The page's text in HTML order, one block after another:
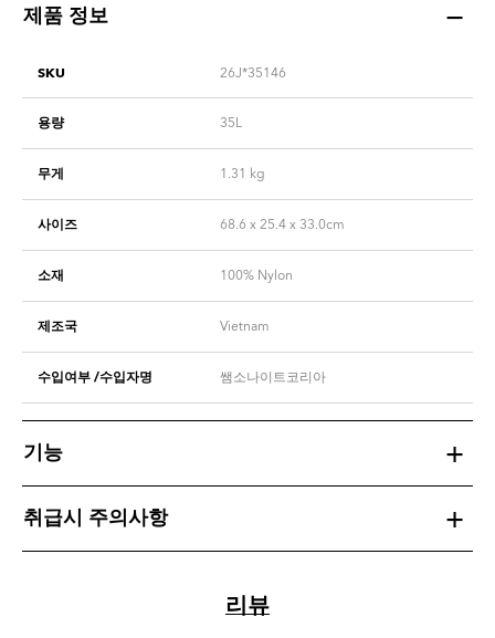
제품 정보
SKU 26J*35146
용량 35L
무게 1.31 kg
사이즈 68.6 x 25.4 x 33.0cm
소재 100% Nylon
제조국 Vietnam
수입여부 /수입자명 쌤소나이트코리아
기능
취급시 주의사항
리뷰